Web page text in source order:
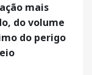
mais
do volume
do perigo